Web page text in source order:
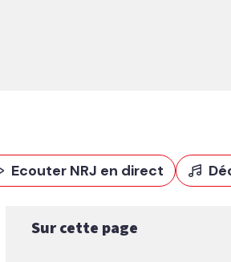
Ecouter NRJ en direct
Sur cette page